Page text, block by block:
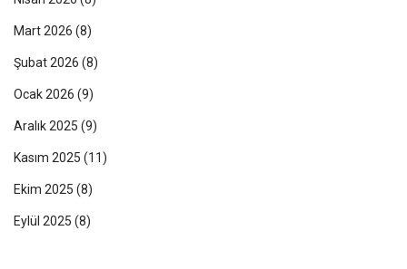
Mart 2026 (8)
Şubat 2026 (8)
Ocak 2026 (9)
Aralık 2025 (9)
Kasım 2025 (11)
Ekim 2025 (8)
Eylül 2025 (8)